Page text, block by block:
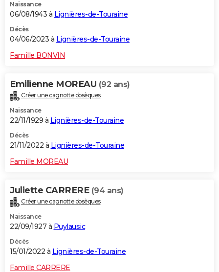
Naissance
06/08/1943 à Lignières-de-Touraine
Décès
04/06/2023 à Lignières-de-Touraine
Famille BONVIN
Emilienne MOREAU (92 ans)
Créer une cagnotte obsèques
Naissance
22/11/1929 à Lignières-de-Touraine
Décès
21/11/2022 à Lignières-de-Touraine
Famille MOREAU
Juliette CARRERE (94 ans)
Créer une cagnotte obsèques
Naissance
22/09/1927 à Puylausic
Décès
15/01/2022 à Lignières-de-Touraine
Famille CARRERE